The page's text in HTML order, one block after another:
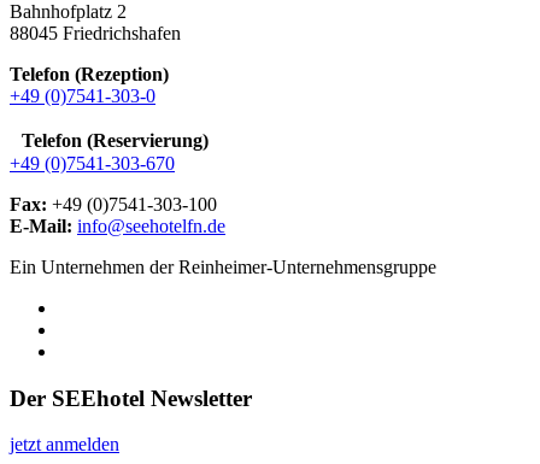
Bahnhofplatz 2
88045 Friedrichshafen
Telefon (Rezeption)
+49 (0)7541-303-0
Telefon (Reservierung)
+49 (0)7541-303-670
Fax: +49 (0)7541-303-100
E-Mail: info@seehotelfn.de
Ein Unternehmen der Reinheimer-Unternehmensgruppe
Der SEEhotel Newsletter
jetzt anmelden